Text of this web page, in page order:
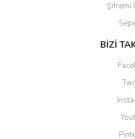
Şifremi
BİZİ